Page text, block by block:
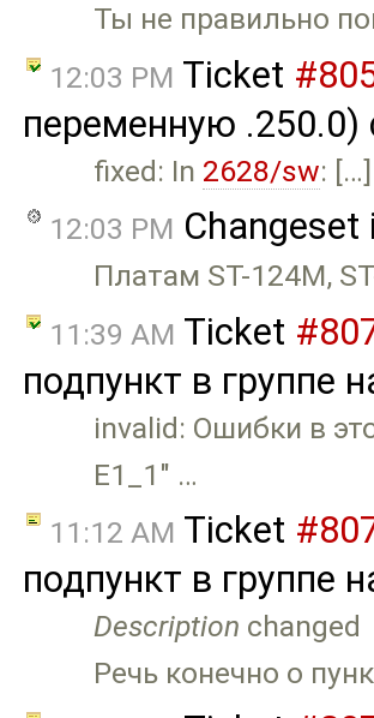
Ты не правильно
12:03 PM Ticket
переменную .250.0)
fixed: In 2628/sw: […]
12:03 PM Changeset
Платам ST-124M,
11:39 AM Ticket
подпункт в группе
invalid: Ошибки в
E1_1" …
11:12 AM Ticket
подпункт в группе
Description changed
Речь конечно о